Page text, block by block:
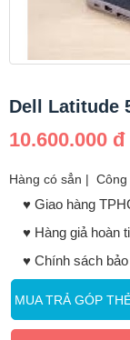
Dell Latitude
10.600.000 đ
Hàng có sẳn | Công
♥️ Giao hàng
♥️ Hàng giả hoàn
♥️ Chính sách
MUA TRẢ GÓP